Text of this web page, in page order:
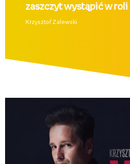
zaszczyt wystąpić w
Krzysztof Zalewski